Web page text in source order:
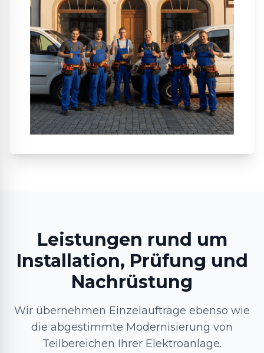
Leistungen rund um
Installation, Prüfung und
Nachrüstung
Wir übernehmen Einzelaufträge ebenso wie
die abgestimmte Modernisierung von
Teilbereichen Ihrer Elektroanlage.